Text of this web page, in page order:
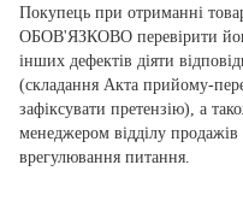
Покупець при отриманні
ОБОВ'ЯЗКОВО перевірити
інших дефектів діяти
(складання Акта прийому-
зафіксувати претензію), а
менеджером відділу
врегулювання питання.